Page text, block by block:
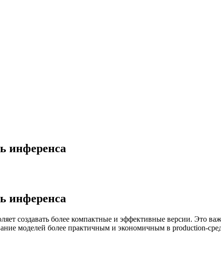
инференса
инференса
создавать более компактные и эффективные версии. Это
моделей более практичным и экономичным в production-